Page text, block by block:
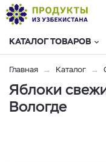
КАТАЛОГ ТОВАРОВ
Главная Каталог
Яблоки
Вологде